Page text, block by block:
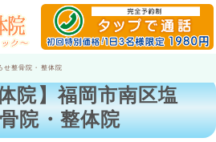
せ整骨院・整体院
院】福岡市南区塩
院・整体院